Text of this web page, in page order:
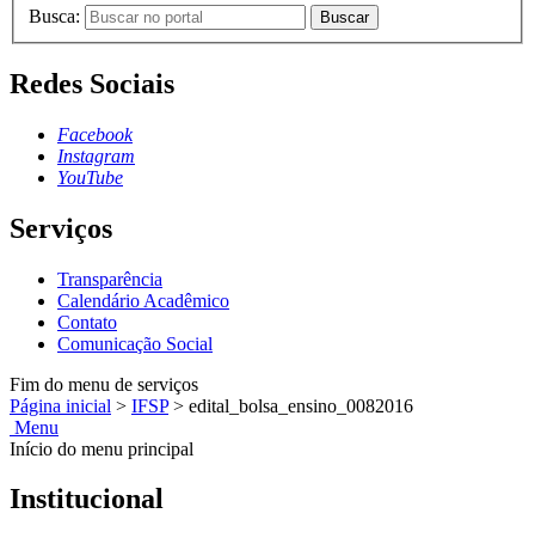
Busca: Buscar
Redes Sociais
Facebook
Instagram
YouTube
Serviços
Transparência
Calendário Acadêmico
Contato
Comunicação Social
Fim do menu de serviços
Página inicial > IFSP > edital_bolsa_ensino_0082016
Menu
Início do menu principal
Institucional